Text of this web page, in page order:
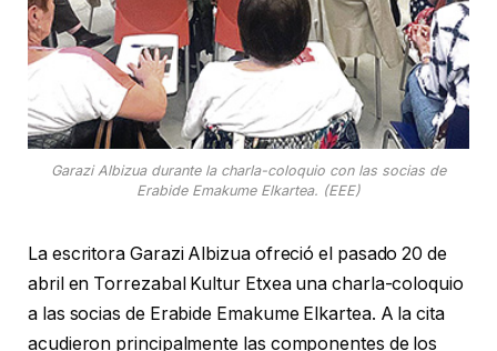
Garazi Albizua durante la charla-coloquio con las socias de
Erabide Emakume Elkartea. (EEE)
La escritora Garazi Albizua ofreció el pasado 20 de
abril en Torrezabal Kultur Etxea una charla-coloquio
a las socias de Erabide Emakume Elkartea. A la cita
acudieron principalmente las componentes de los